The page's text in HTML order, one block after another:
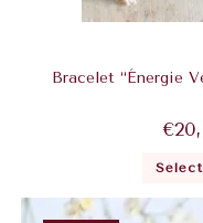
Bracelet “Énergie
€